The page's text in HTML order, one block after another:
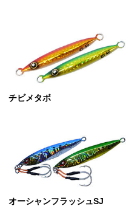
チビメタボ
オーシャンフラッシュSJ